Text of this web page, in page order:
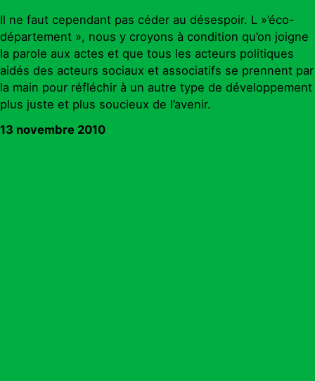
Il ne faut cependant pas céder au désespoir. L »’éco-
département », nous y croyons à condition qu’on joigne
la parole aux actes et que tous les acteurs politiques
aidés des acteurs sociaux et associatifs se prennent par
la main pour réfléchir à un autre type de développement
plus juste et plus soucieux de l’avenir.
13 novembre 2010